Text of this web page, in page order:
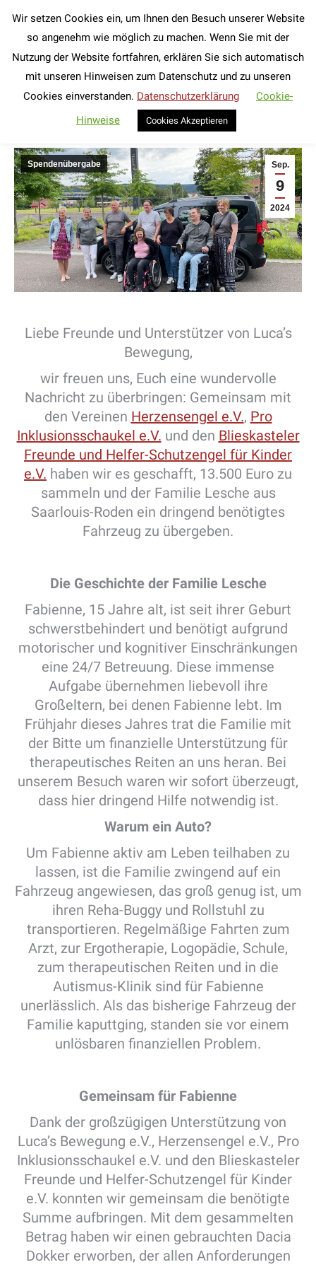
Search:
Spendenübergabe für Familie Lesche
Sie befinden sich hier:
Sep.
9
2024
Spendenübergabe
Liebe Freunde und Unterstützer von Luca’s
Bewegung,
wir freuen uns, Euch eine wundervolle
Nachricht zu überbringen: Gemeinsam mit
den Vereinen Herzensengel e.V., Pro
Inklusionsschaukel e.V. und den Blieskasteler
Freunde und Helfer-Schutzengel für Kinder
e.V. haben wir es geschafft, 13.500 Euro zu
sammeln und der Familie Lesche aus
Saarlouis-Roden ein dringend benötigtes
Fahrzeug zu übergeben.
Die Geschichte der Familie Lesche
Fabienne, 15 Jahre alt, ist seit ihrer Geburt
schwerstbehindert und benötigt aufgrund
motorischer und kognitiver Einschränkungen
eine 24/7 Betreuung. Diese immense
Aufgabe übernehmen liebevoll ihre
Großeltern, bei denen Fabienne lebt. Im
Frühjahr dieses Jahres trat die Familie mit
der Bitte um finanzielle Unterstützung für
therapeutisches Reiten an uns heran. Bei
unserem Besuch waren wir sofort überzeugt,
dass hier dringend Hilfe notwendig ist.
Warum ein Auto?
Um Fabienne aktiv am Leben teilhaben zu
lassen, ist die Familie zwingend auf ein
Fahrzeug angewiesen, das groß genug ist, um
ihren Reha-Buggy und Rollstuhl zu
transportieren. Regelmäßige Fahrten zum
Arzt, zur Ergotherapie, Logopädie, Schule,
zum therapeutischen Reiten und in die
Autismus-Klinik sind für Fabienne
unerlässlich. Als das bisherige Fahrzeug der
Familie kaputtging, standen sie vor einem
unlösbaren finanziellen Problem.
Gemeinsam für Fabienne
Dank der großzügigen Unterstützung von
Luca’s Bewegung e.V., Herzensengel e.V., Pro
Inklusionsschaukel e.V. und den Blieskasteler
Freunde und Helfer-Schutzengel für Kinder
e.V. konnten wir gemeinsam die benötigte
Summe aufbringen. Mit dem gesammelten
Betrag haben wir einen gebrauchten Dacia
Dokker erworben, der allen Anforderungen
Wir setzen Cookies ein, um Ihnen den Besuch unserer Website
so angenehm wie möglich zu machen. Wenn Sie mit der
Nutzung der Website fortfahren, erklären Sie sich automatisch
mit unseren Hinweisen zum Datenschutz und zu unseren
Cookies einverstanden. Datenschutzerklärung
Cookie-
Hinweise
Cookies Akzeptieren